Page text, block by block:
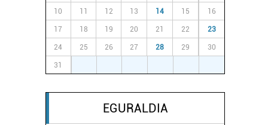
10 11 12 13 14 15 16
17 18 19 20 21 22 23
24 25 26 27 28 29 30
31
EGURALDIA